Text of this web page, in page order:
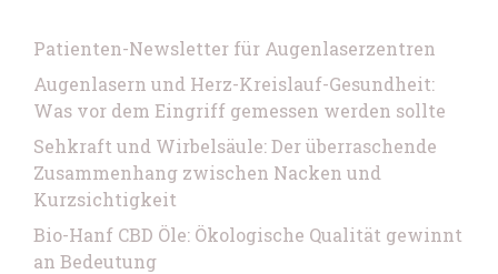
Patienten-Newsletter für Augenlaserzentren
Augenlasern und Herz-Kreislauf-Gesundheit:
Was vor dem Eingriff gemessen werden sollte
Sehkraft und Wirbelsäule: Der überraschende
Zusammenhang zwischen Nacken und
Kurzsichtigkeit
Bio-Hanf CBD Öle: Ökologische Qualität gewinnt
an Bedeutung